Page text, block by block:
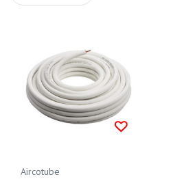
Aircotube